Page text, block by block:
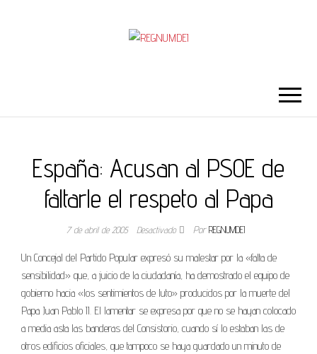
España: Acusan al PSOE de
faltarle el respeto al Papa
7 de abril de 2005 Desactivado Por REGNUMDEI
Un Concejal del Partido Popular expresó su malestar por la «falta de
sensibilidad» que, a juicio de la ciudadanía, ha demostrado el equipo de
gobierno hacia «los sentimientos de luto» producidos por la muerte del
Papa Juan Pablo II. El lamentar se expresa por que no se hayan colocado
a media asta las banderas del Consistorio, cuando sí lo estaban las de
otros edificios oficiales, que tampoco se haya guardado un minuto de